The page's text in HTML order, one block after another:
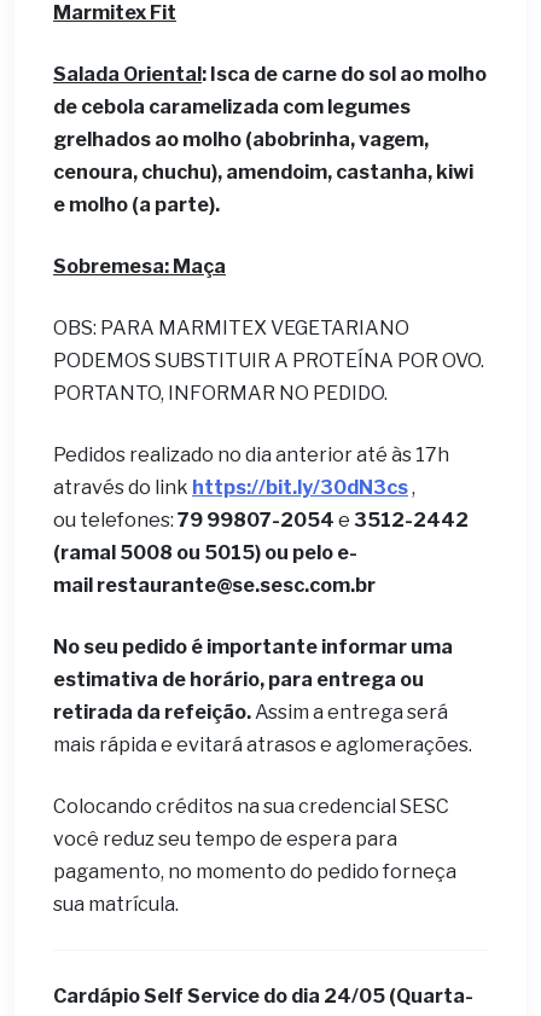
Marmitex Fit
Salada Oriental: Isca de carne do sol ao molho
de cebola caramelizada com legumes
grelhados ao molho (abobrinha, vagem,
cenoura, chuchu), amendoim, castanha, kiwi
e molho (a parte).
Sobremesa: Maça
OBS: PARA MARMITEX VEGETARIANO
PODEMOS SUBSTITUIR A PROTEÍNA POR OVO.
PORTANTO, INFORMAR NO PEDIDO.
Pedidos realizado no dia anterior até às 17h
através do link https://bit.ly/30dN3cs,
ou telefones: 79 99807-2054 e 3512-2442
(ramal 5008 ou 5015) ou pelo e-
mail restaurante@se.sesc.com.br
No seu pedido é importante informar uma
estimativa de horário, para entrega ou
retirada da refeição.Assim a entrega será
mais rápida e evitará atrasos e aglomerações.
Colocando créditos na sua credencial SESC
você reduz seu tempo de espera para
pagamento, no momento do pedido forneça
sua matrícula.
Cardápio Self Service do dia 24/05 (Quarta-